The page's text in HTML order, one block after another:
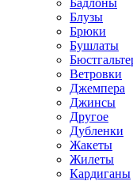
Блузы
Брюки
Бушлаты
Ветровки
Джемпера
Джинсы
Другое
Дубленки
Жакеты
Жилеты
Кардиганы